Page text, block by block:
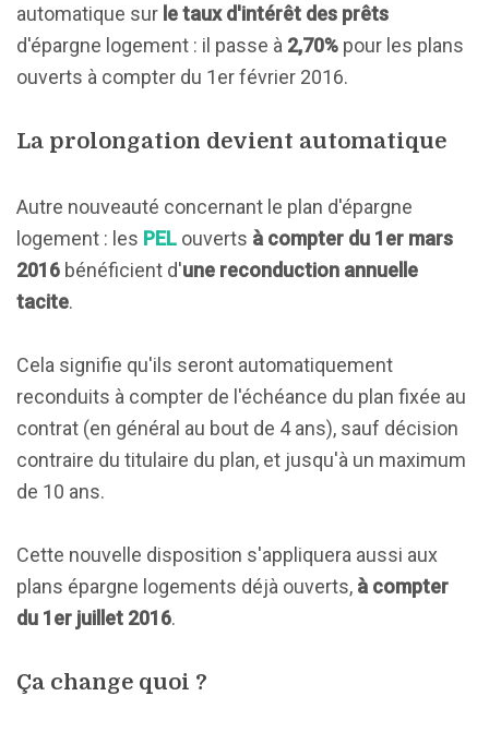
automatique sur le taux d'intérêt des prêts
d'épargne logement : il passe à 2,70% pour les plans
ouverts à compter du 1er février 2016.
La prolongation devient automatique
Autre nouveauté concernant le plan d'épargne
logement : les PEL ouverts à compter du 1er mars
2016 bénéficient d'une reconduction annuelle
tacite.
Cela signifie qu'ils seront automatiquement
reconduits à compter de l'échéance du plan fixée au
contrat (en général au bout de 4 ans), sauf décision
contraire du titulaire du plan, et jusqu'à un maximum
de 10 ans.
Cette nouvelle disposition s'appliquera aussi aux
plans épargne logements déjà ouverts, à compter
du 1er juillet 2016.
Ça change quoi ?